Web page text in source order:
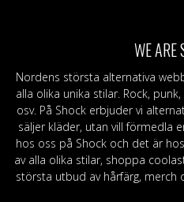
WE ARE
Nordens största alternativa
alla olika unika stilar. Rock,
osv. På Shock erbjuder vi
säljer kläder, utan vill förmedla
hos oss på Shock och det är
av alla olika stilar, shoppa
största utbud av hårfärg, merch